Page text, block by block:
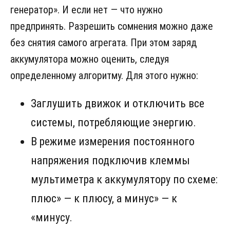
генератор». И если нет — что нужно
предпринять. Разрешить сомнения можно даже
без снятия самого агрегата. При этом заряд
аккумулятора можно оценить, следуя
определенному алгоритму. Для этого нужно:
Заглушить движок и отключить все
системы, потребляющие энергию.
В режиме измерения постоянного
напряжения подключив клеммы
мультиметра к аккумулятору по схеме:
плюс» — к плюсу, а минус» — к
«минусу.